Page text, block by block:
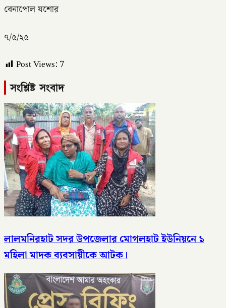
বেনাপোল যশোর
৭/৫/২৫
Post Views: 7
সংশ্লিষ্ট সংবাদ
লালমনিরহাট সদর উপজেলার মোগলহাট ইউনিয়নে ১
মহিলা মাদক ব্যবসায়ীকে আটক।